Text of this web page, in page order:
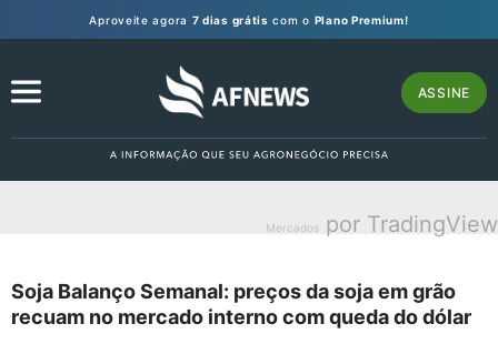
Aproveite agora 7 dias grátis com o Plano Premium!
ASSINE
Mercados por TradingView
Soja Balanço Semanal: preços da soja em grão
recuam no mercado interno com queda do dólar